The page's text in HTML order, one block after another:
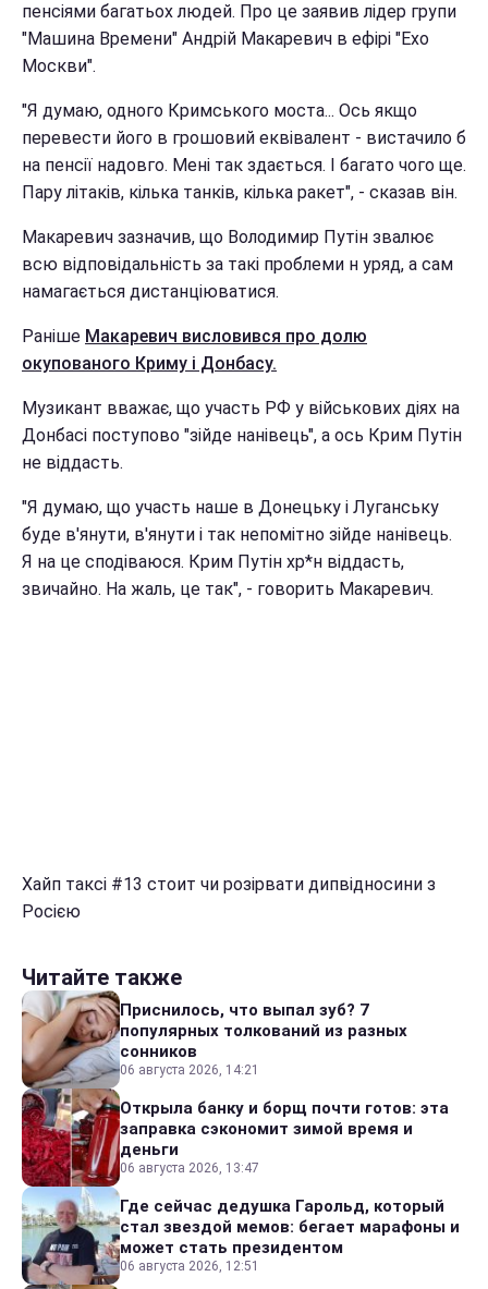
пенсіями багатьох людей. Про це заявив лідер групи
"Машина Времени" Андрій Макаревич в ефірі "Ехо
Москви".
"Я думаю, одного Кримського моста... Ось якщо
перевести його в грошовий еквівалент - вистачило б
на пенсії надовго. Мені так здається. І багато чого ще.
Пару літаків, кілька танків, кілька ракет", - сказав він.
Макаревич зазначив, що Володимир Путін звалює
всю відповідальність за такі проблеми н уряд, а сам
намагається дистанціюватися.
Раніше Макаревич висловився про долю
окупованого Криму і Донбасу.
Музикант вважає, що участь РФ у військових діях на
Донбасі поступово "зійде нанівець", а ось Крим Путін
не віддасть.
"Я думаю, що участь наше в Донецьку і Луганську
буде в'янути, в'янути і так непомітно зійде нанівець.
Я на це сподіваюся. Крим Путін хр*н віддасть,
звичайно. На жаль, це так", - говорить Макаревич.
Хайп таксі #13 cтоит чи розірвати дипвідносини з
Росією
Читайте также
Приснилось, что выпал зуб? 7
популярных толкований из разных
сонников
06 августа 2026, 14:21
Открыла банку и борщ почти готов: эта
заправка сэкономит зимой время и
деньги
06 августа 2026, 13:47
Где сейчас дедушка Гарольд, который
стал звездой мемов: бегает марафоны и
может стать президентом
06 августа 2026, 12:51